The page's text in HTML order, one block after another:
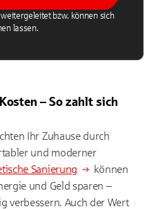
bzw. können sich
lassen.
– So zahlt sich
Ihr Zuhause durch
und moderner
Sanierung
können
und Geld sparen –
verbessern. Auch der Wert